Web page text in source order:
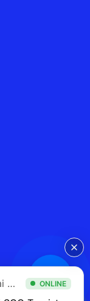
Du Lịch Văn Hóa Sài Gòn ONLINE